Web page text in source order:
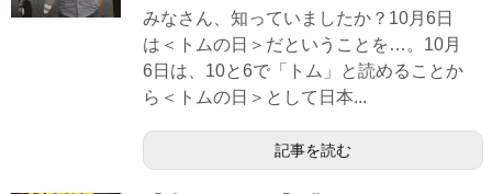
みなさん、知っていましたか？10月6日
は＜トムの日＞だということを…。10月
6日は、10と6で「トム」と読めることか
ら＜トムの日＞として日本...
記事を読む